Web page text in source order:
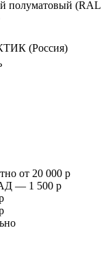
полуматовый (RAL
(Россия)
от 20 000 р
— 1 500 р